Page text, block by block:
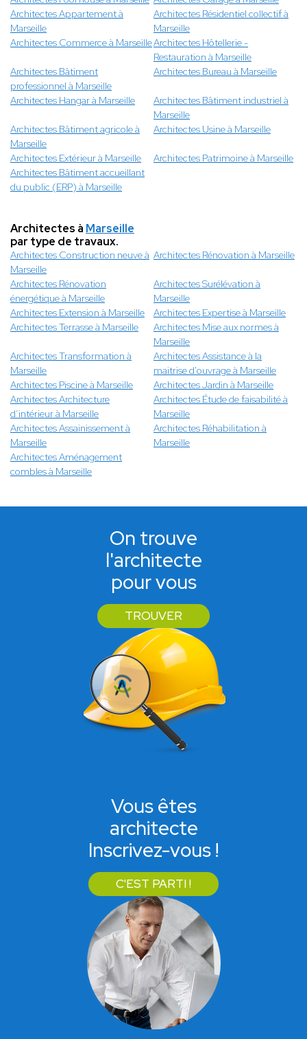
Architectes Appartement à
Marseille
Architectes Résidentiel collectif à
Marseille
Architectes Commerce à MarseilleArchitectes Hôtellerie -
Restauration à Marseille
Architectes Bâtiment
professionnel à Marseille
Architectes Bureau à Marseille
Architectes Hangar à Marseille
Architectes Bâtiment industriel à
Marseille
Architectes Bâtiment agricole à
Marseille
Architectes Usine à Marseille
Architectes Extérieur à Marseille
Architectes Patrimoine à Marseille
Architectes Bâtiment accueillant
du public (ERP) à Marseille
Architectes à Marseille
par type de travaux.
Architectes Construction neuve à
Marseille
Architectes Rénovation à Marseille
Architectes Rénovation
énergétique à Marseille
Architectes Surélévation à
Marseille
Architectes Extension à Marseille
Architectes Expertise à Marseille
Architectes Terrasse à Marseille
Architectes Mise aux normes à
Marseille
Architectes Transformation à
Marseille
Architectes Assistance à la
maitrise d'ouvrage à Marseille
Architectes Piscine à Marseille
Architectes Jardin à Marseille
Architectes Architecture
d’intérieur à Marseille
Architectes Étude de faisabilité à
Marseille
Architectes Assainissement à
Marseille
Architectes Réhabilitation à
Marseille
Architectes Aménagement
combles à Marseille
On trouve
l'architecte
pour vous
TROUVER
Vous êtes
architecte
Inscrivez-vous !
C'EST PARTI !